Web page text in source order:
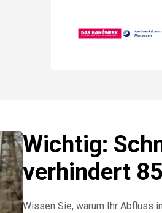
Wichtig:
verhindert
Wissen Sie, warum Ihr Abfluss